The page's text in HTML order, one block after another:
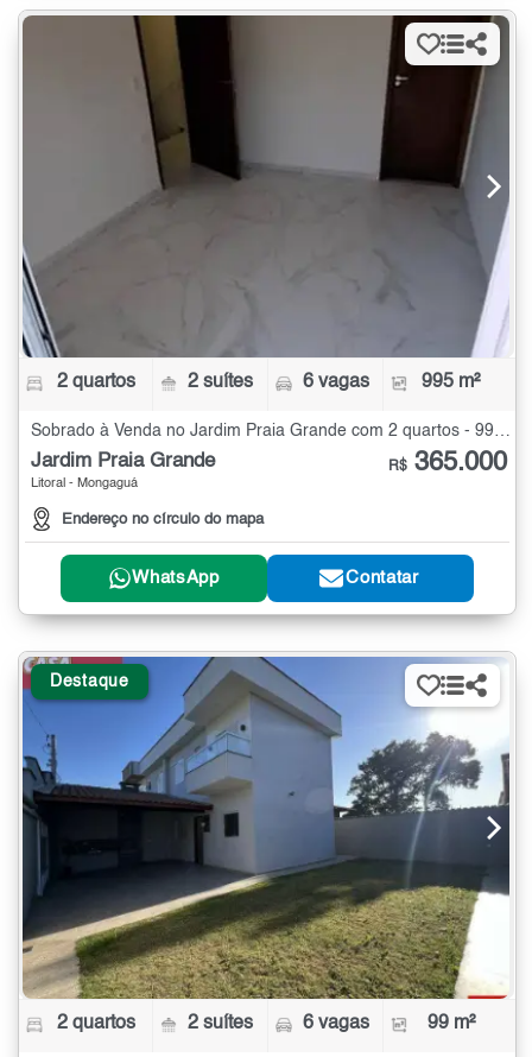
2 quartos 2 suítes 6 vagas 995 m²
Sobrado à Venda no Jardim Praia Grande com 2 quartos - 995 m²
Jardim Praia Grande
Litoral - Mongaguá
Endereço no círculo do mapa
R$ 365.000
WhatsApp Contatar
Destaque
2 quartos 2 suítes 6 vagas 99 m²